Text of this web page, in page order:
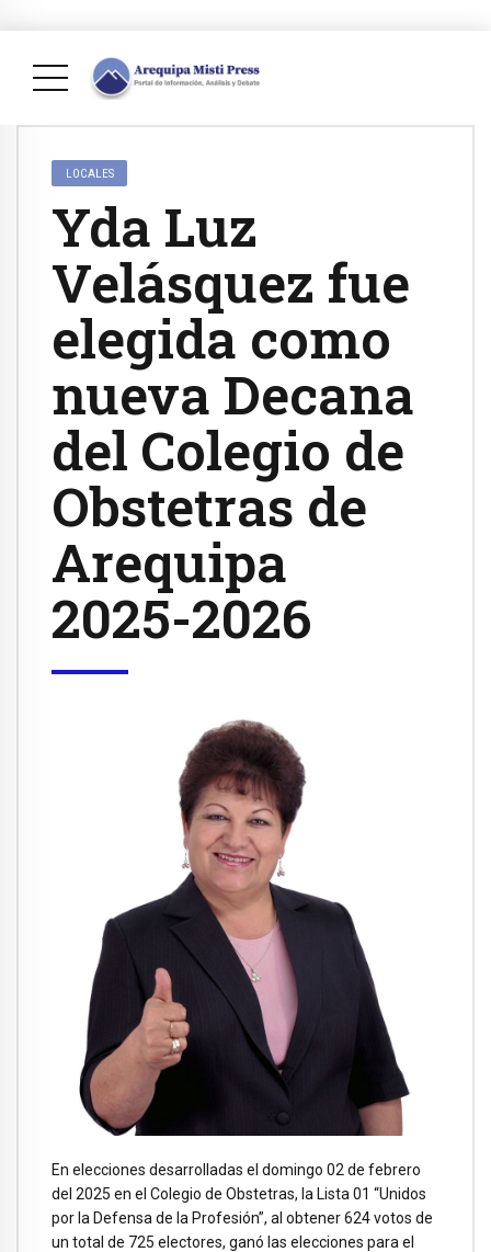
LOCALES
Yda Luz
Velásquez fue
elegida como
nueva Decana
del Colegio de
Obstetras de
Arequipa
2025-2026
En elecciones desarrolladas el domingo 02 de febrero
del 2025 en el Colegio de Obstetras, la Lista 01 “Unidos
por la Defensa de la Profesión”, al obtener 624 votos de
un total de 725 electores, ganó las elecciones para el